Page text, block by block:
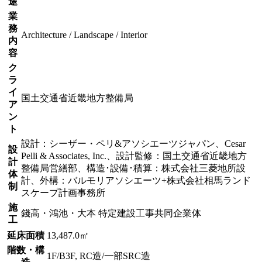
業
務
内
容
Architecture / Landscape / Interior
ク
ラ
イ
ア
ン
ト
国土交通省近畿地方整備局
設
計
体
制
設計：シーザー・ペリ&アソシエーツジャパン、Cesar
Pelli & Associates, Inc.、設計監修：国土交通省近畿地方
整備局営繕部、構造･設備･積算：株式会社三菱地所設
計、外構：バルモリアソシエーツ+株式会社相馬ランド
スケープ計画事務所
施
工
錢高・鴻池・大本 特定建設工事共同企業体
延床面積 13,487.0㎡
階数・構
1F/B3F, RC造/一部SRC造